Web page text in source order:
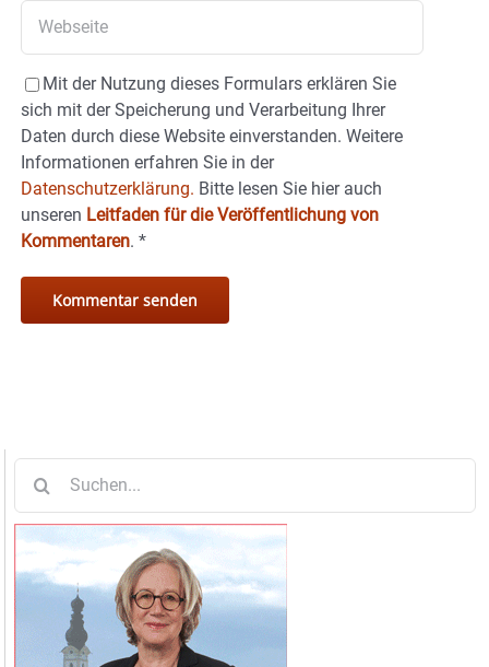
Mit der Nutzung dieses Formulars erklären Sie
sich mit der Speicherung und Verarbeitung Ihrer
Daten durch diese Website einverstanden. Weitere
Informationen erfahren Sie in der
Datenschutzerklärung. Bitte lesen Sie hier auch
unseren Leitfaden für die Veröffentlichung von
Kommentaren. *
nach: